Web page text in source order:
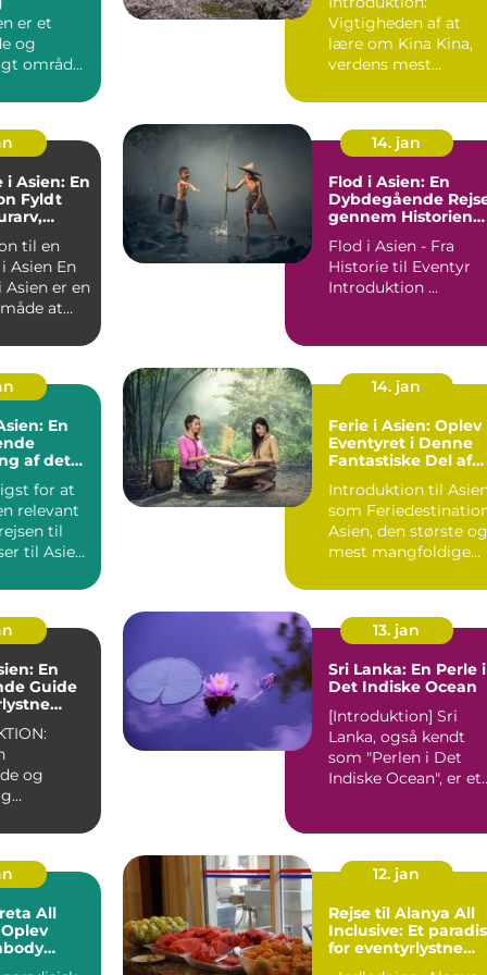
er et
og
område,
Vigtigheden af at
lære om Kina Kina,
verdens mest
af verdens æld...
i Asien: En
Fyldt
Eventyr
til en
En
Asien er en
at
14. jan
Flod i Asien: En
Dybdegående
gennem Historien
Flod i Asien - Fra
Historie til Eventyr
Introduktion ...
En
af det
for at
relevant
til
14. jan
Ferie i Asien: Oplev
Eventyret i Denne
Fantastiske Del af
Introduktion til
som
Asien, den største og
mest mangfoldige
En
Guide
og
fra
13. jan
Sri Lanka: En Perle i
Det Indiske Ocean
[Introduktion] Sri
Lanka, også kendt
som "Perlen i Det
Indiske Ocean", er et
All
12. jan
Rejse til Alanya All
Inclusive: Et paradis
for eventyrlystne